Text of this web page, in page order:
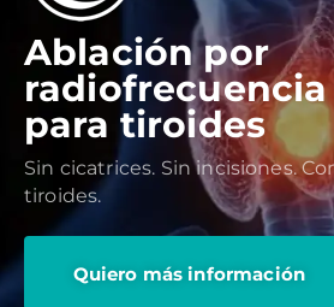
Ablación por
radiofrecuencia
para tiroides
Sin cicatrices. Sin incisiones.
tiroides.
Quiero más información